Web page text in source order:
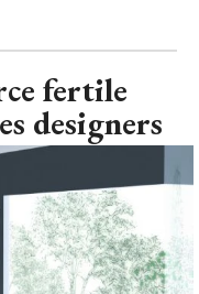
fertile
designers